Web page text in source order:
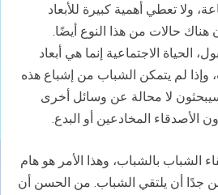
ولا تعطي أهمية كبيرة للأبعاد
هناك حالات من هذا النوع أيضًا.
الحياة الاجتماعية إنما هي أبعاد
وإذا لم يتمكن الشباب من إشباع هذه
لا محالة عن وسائل أخرى
الأصدقاء المخادعين أو البدع.
الشباب بالشباب، وهذا الأمر هو هام
جدًا أن يلتقي الشباب. من الحسن أن